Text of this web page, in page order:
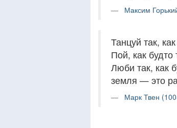
Максим
Танцуй так,
Пой, как
Люби так, как
земля — это
Марк Твен